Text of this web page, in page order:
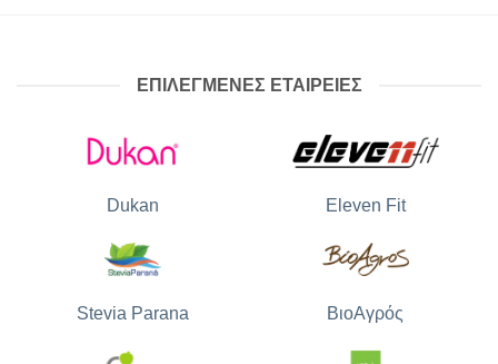
ΕΠΙΛΕΓΜΕΝΕΣ ΕΤΑΙΡΕΙΕΣ
Dukan Eleven Fit
Stevia Parana ΒιοΑγρός